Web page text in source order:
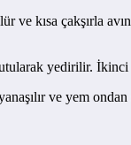
ve kısa çakşırla
yedirilir.
ve yem